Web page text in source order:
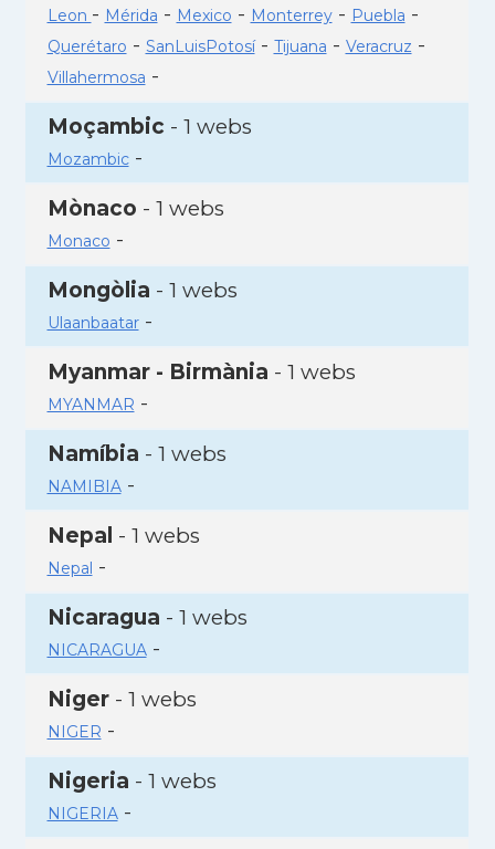
Leon - Mérida - Mexico - Monterrey- Puebla -
Querétaro - SanLuisPotosí- Tijuana - Veracruz -
Villahermosa -
Moçambic - 1 webs
Mozambic-
Mònaco - 1 webs
Monaco -
Mongòlia - 1 webs
Ulaanbaatar-
Myanmar - Birmània - 1 webs
MYANMAR -
Namíbia - 1 webs
NAMIBIA-
Nepal - 1 webs
Nepal -
Nicaragua - 1 webs
NICARAGUA-
Niger- 1 webs
NIGER -
Nigeria - 1 webs
NIGERIA-